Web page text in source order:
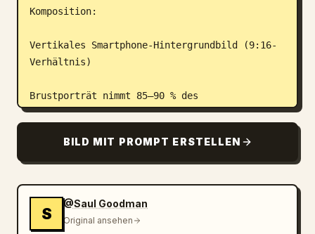
Komposition:
Vertikales Smartphone-Hintergrundbild (9:16-
Verhältnis)
Brustporträt nimmt 85–90 % des
Bildausschnitts ein
Subjekt leicht rechts von der Mitte
positioniert
Extreme Nahaufnahme mit starker visueller
Präsenz
BILD MIT PROMPT ERSTELLEN
S
@Saul Goodman
Original ansehen